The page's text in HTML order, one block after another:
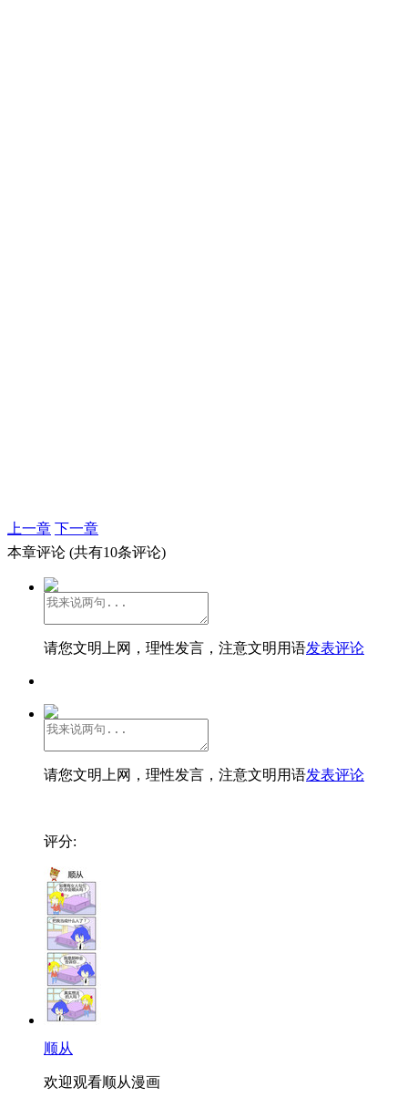
上一章 下一章
本章评论 (共有10条评论)
请您文明上网，理性发言，注意文明用语发表评论
请您文明上网，理性发言，注意文明用语发表评论
评分:
顺从
欢迎观看顺从漫画